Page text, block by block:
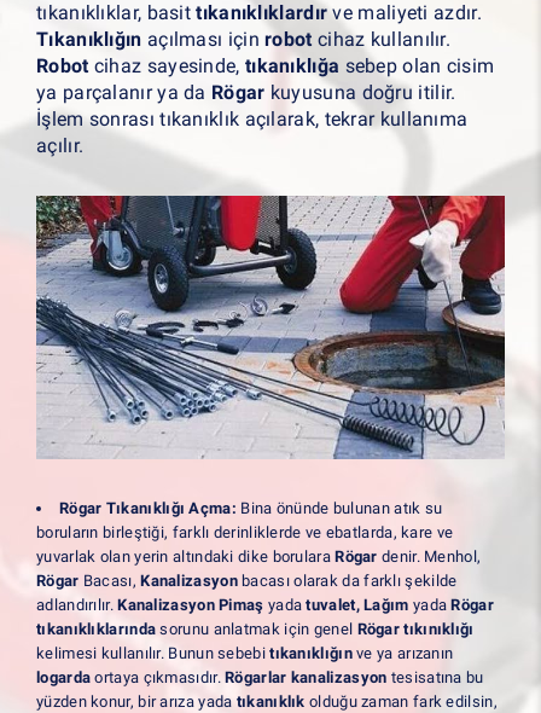
tıkanıklıklar, basittıkanıklıklardırve maliyeti azdır.
Tıkanıklığın açılması içinrobot cihaz kullanılır.
Robotcihaz sayesinde, tıkanıklığa sebep olan cisim
ya parçalanır ya da Rögar kuyusuna doğru itilir.
İşlem sonrası tıkanıklık açılarak, tekrar kullanıma
açılır.
Rögar Tıkanıklığı Açma: Bina önünde bulunan atık su
boruların birleştiği, farklı derinliklerde ve ebatlarda, kare ve
yuvarlak olan yerin altındaki dike borularaRögar denir. Menhol,
Rögar Bacası,Kanalizasyonbacası olarak da farklı şekilde
adlandırılır.Kanalizasyon Pimaş yadatuvalet, Lağım yadaRögar
tıkanıklıklarında sorunu anlatmak için genel Rögar tıkınıklığı
kelimesi kullanılır. Bunun sebebitıkanıklığınve ya arızanın
logarda ortaya çıkmasıdır.Rögarlar kanalizasyon tesisatına bu
yüzden konur, bir arıza yada tıkanıklık olduğu zaman fark edilsin,